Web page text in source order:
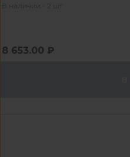
В наличии - 2 шт
8 653.00 ₽